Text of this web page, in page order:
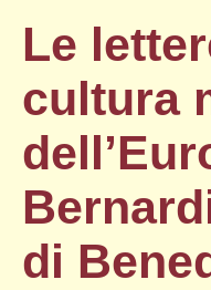
Le
cultura
di